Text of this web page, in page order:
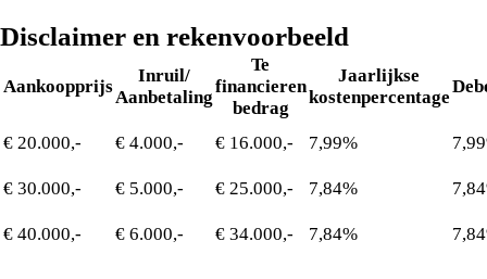
Disclaimer en rekenvoorbeeld
Aankoopprijs
Inruil/
Aanbetaling
Te
financieren
bedrag
Jaarlijkse
kostenpercentage
€ 20.000,- € 4.000,- € 16.000,- 7,99%
€ 30.000,- € 5.000,- € 25.000,- 7,84%
€ 40.000,- € 6.000,- € 34.000,- 7,84%